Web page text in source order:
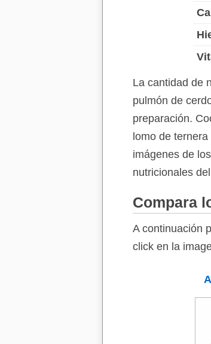
La cantidad de
pulmón de
preparación.
lomo de
imágenes de
nutricionales
Compara
A continuación
click en la